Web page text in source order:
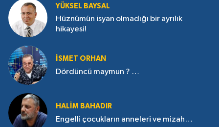
YÜKSEL BAYSAL
Hüznümün isyan olmadığı bir ayrılık
hikayesi!
İSMET ORHAN
Dördüncü maymun ? …
HALIM BAHADIR
Engelli çocukların anneleri ve mizah…